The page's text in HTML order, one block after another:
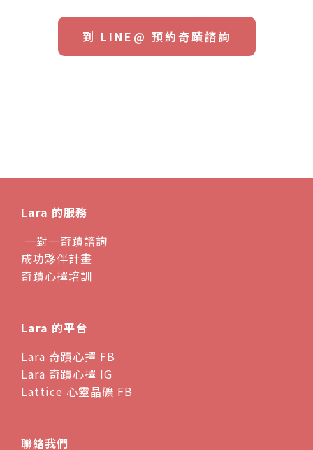
到 LINE@ 預約奇蹟諮詢
Lara 的服務
一對一奇蹟諮詢
成功夥伴計畫
奇蹟心擇培訓
Lara 的平台
Lara 奇蹟心擇 FB
Lara 奇蹟心擇 IG
Lattice 心靈晶礦 FB
聯絡我們